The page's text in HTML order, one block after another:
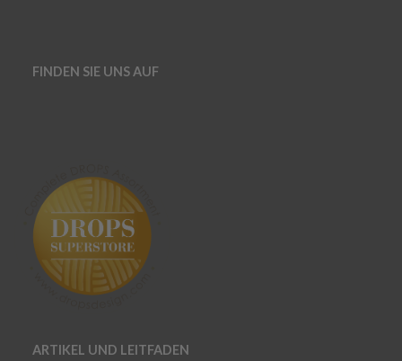
FINDEN SIE UNS AUF
ARTIKEL UND LEITFADEN